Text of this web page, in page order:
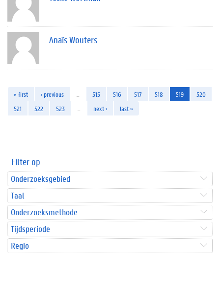
Anaïs Wouters
« first ‹ previous 515 516 517 518 519
520
521
522 523 next › last »
Filter op
Onderzoeksgebied
Taal
Onderzoeksmethode
Tijdsperiode
Regio